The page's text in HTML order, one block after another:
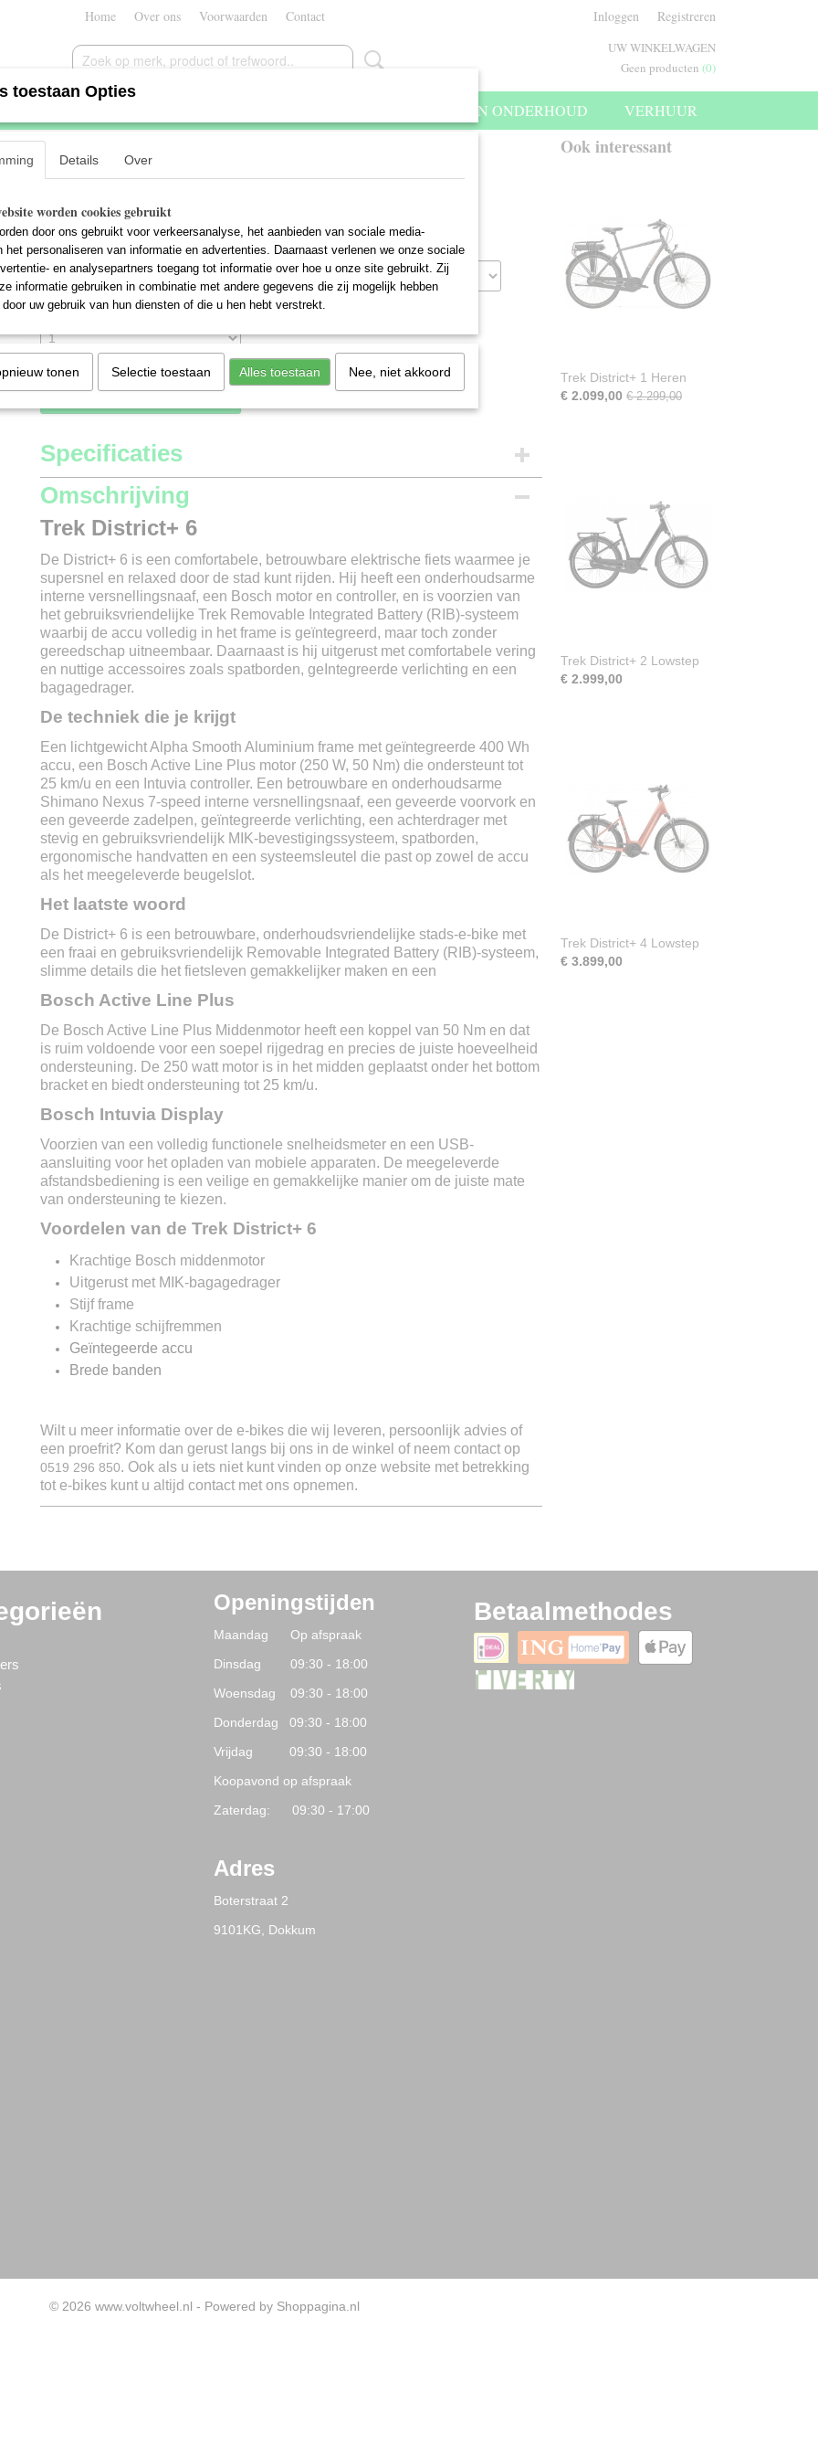
Home Over ons Voorwaarden Contact Inloggen Registreren
UW WINKELWAGEN
Geen producten (0)
VERHUUR
SERVICE EN ONDERHOUD
Trek District+ 6 Lowstep
✘Niet op voorraad- Levertijd Neem contact met ons op
Framemaat Kleur
Aantal
Specificaties
Productcode
Merk
Model
Framemaat
S / M / L / XL
Kleur
Mat Zwart / Alpine Blue
Versnellingen
Shimano nexus 7
Materiaal
Aluminium
Aandrijving
Ketting
Max. snelheid
25 km/u
Gewicht
24 kg excl. accu
Wielmaat
Soort accu
Actieradius
tot 130 km
Uitneembare accu
Ja
Vervangbare accu
Ja
3 uur
Stroomoutput motor
250w
Type motor
Middenmotor Bosch Active Line Plus
Motor kracht
Verlichting voor
Verlichting achter
Ja
Remsysteem voor
Hydraulische schijfrem
Remsysteem achter
Hydraulische schijfrem
Aantal ondersteuningsstanden
Snelheidsmeter
Standaard
Ja
One key systeem
Ja
Anti lek banden
Ja
Garantie op frame
Garantie op accu
2 jaar
Fabrieksgarantie
2 jaar
Omschrijving
Trek District+ 6
De District+ 6 is een comfortabele, betrouwbare elektrische fiets waarmee je
supersnel en relaxed door de stad kunt rijden. Hij heeft een onderhoudsarme
interne versnellingsnaaf, een Bosch motor en controller, en is voorzien van
het gebruiksvriendelijke Trek Removable Integrated Battery (RIB)-systeem
waarbij de accu volledig in het frame is geïntegreerd, maar toch zonder
gereedschap uitneembaar. Daarnaast is hij uitgerust met comfortabele vering
en nuttige accessoires zoals spatborden, geIntegreerde verlichting en een
bagagedrager.
De techniek die je krijgt
Een lichtgewicht Alpha Smooth Aluminium frame met geïntegreerde 400 Wh
accu, een Bosch Active Line Plus motor (250 W, 50 Nm) die ondersteunt tot
25 km/u en een Intuvia controller. Een betrouwbare en onderhoudsarme
Shimano Nexus 7-speed interne versnellingsnaaf, een geveerde voorvork en
een geveerde zadelpen, geïntegreerde verlichting, een achterdrager met
stevig en gebruiksvriendelijk MIK-bevestigingssysteem, spatborden,
ergonomische handvatten en een systeemsleutel die past op zowel de accu
als het meegeleverde beugelslot.
Het laatste woord
De District+ 6 is een betrouwbare, onderhoudsvriendelijke stads-e-bike met
een fraai en gebruiksvriendelijk Removable Integrated Battery (RIB)-systeem,
slimme details die het fietsleven gemakkelijker maken en een
Bosch Active Line Plus
De Bosch Active Line Plus Middenmotor heeft een koppel van 50 Nm en dat
is ruim voldoende voor een soepel rijgedrag en precies de juiste hoeveelheid
ondersteuning. De 250 watt motor is in het midden geplaatst onder het bottom
bracket en biedt ondersteuning tot 25 km/u.
Bosch Intuvia Display
Voorzien van een volledig functionele snelheidsmeter en een USB-
aansluiting voor het opladen van mobiele apparaten. De meegeleverde
afstandsbediening is een veilige en gemakkelijke manier om de juiste mate
van ondersteuning te kiezen.
Voordelen van de Trek District+ 6
Krachtige Bosch middenmotor
Uitgerust met MIK-bagagedrager
Stijf frame
Krachtige schijfremmen
Geïntegeerde accu
Brede banden
Wilt u meer informatie over de e-bikes die wij leveren, persoonlijk advies of
een proefrit? Kom dan gerust langs bij ons in de winkel of neem contact op
0519 296 850. Ook als u iets niet kunt vinden op onze website met betrekking
tot e-bikes kunt u altijd contact met ons opnemen.
Ook interessant
Trek District+ 1 Heren
€ 2.099,00 € 2.299,00
Trek District+ 2 Lowstep
€ 2.999,00
Trek District+ 4 Lowstep
€ 3.899,00
Openingstijden
Maandag Op afspraak
Dinsdag 09:30 - 18:00
Woensdag 09:30 - 18:00
Donderdag 09:30 - 18:00
Vrijdag 09:30 - 18:00
Koopavond op afspraak
Zaterdag: 09:30 - 17:00
Adres
Boterstraat 2
9101KG, Dokkum
Betaalmethodes
© 2026 www.voltwheel.nl - Powered by Shoppagina.nl
toestaan Opties
Details Over
worden cookies gebruikt
door ons gebruikt voor verkeersanalyse, het aanbieden van sociale media-
het personaliseren van informatie en advertenties. Daarnaast verlenen we onze sociale
en analysepartners toegang tot informatie over hoe u onze site gebruikt. Zij
informatie gebruiken in combinatie met andere gegevens die zij mogelijk hebben
uw gebruik van hun diensten of die u hen hebt verstrekt.
tonen Selectie toestaan Alles toestaan Nee, niet akkoord